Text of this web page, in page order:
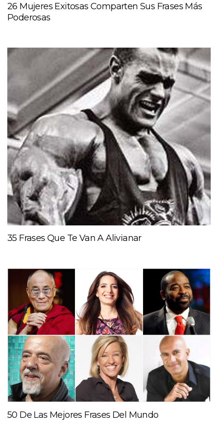
26 Mujeres Exitosas Comparten Sus Frases Más
Poderosas
35 Frases Que Te Van A Alivianar
50 De Las Mejores Frases Del Mundo